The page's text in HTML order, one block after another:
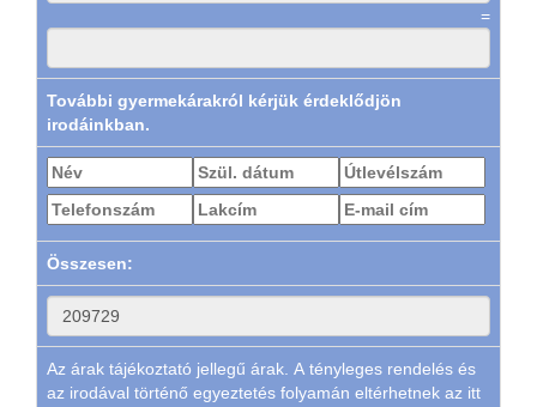
=
További gyermekárakról kérjük érdeklődjön
irodáinkban.
Összesen:
Az árak tájékoztató jellegű árak. A tényleges rendelés és
az irodával történő egyeztetés folyamán eltérhetnek az itt